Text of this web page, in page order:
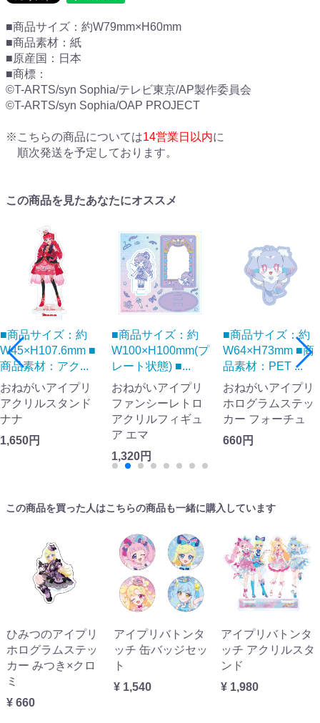
■商品サイズ：約W79mm×H60mm
■商品素材：紙
■原産国：日本
■商標：
©T-ARTS/syn Sophia/テレビ東京/AP製作委員会
©T-ARTS/syn Sophia/OAP PROJECT
※こちらの商品については14営業日以内に
順次発送を予定しております。
この商品を見たあなたにオススメ
■商品サイズ：約
W45×H107.6mm ■
商品素材：アク...
おねがいアイプリ
アクリルスタンド
ナナ
1,650円
■商品サイズ：約
W100×H100mm(プ
レート状態) ■...
おねがいアイプリ
ファンシーレトロ
アクリルフィギュ
ア エマ
1,320円
■商品サイズ：約
W64×H73mm ■商
品素材：PET ...
おねがいアイプリ
ホログラムステッ
カー フォーチュ
660円
この商品を買った人はこちらの商品も一緒に購入しています
ひみつのアイプリ
ホログラムステッ
カー みつき×クロ
ミ
¥ 660
アイプリバトンタ
ッチ 缶バッジセッ
ト
¥ 1,540
アイプリバトンタ
ッチ アクリルスタ
ンド
¥ 1,980